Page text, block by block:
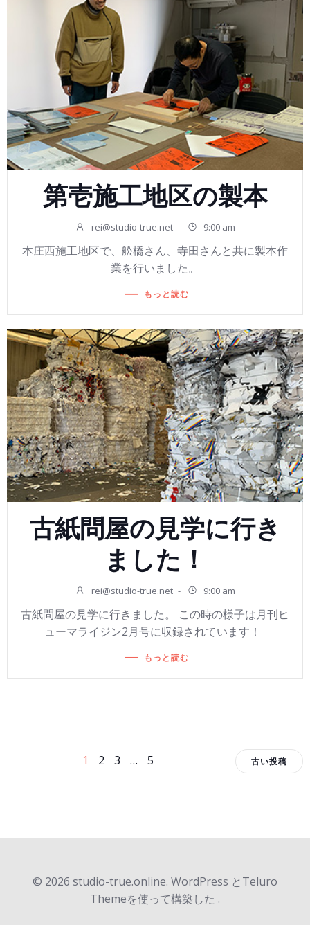
第壱施工地区の製本
rei@studio-true.net - 9:00 am
本庄西施工地区で、舩橋さん、寺田さんと共に製本作
業を行いました。
もっと読む
古紙問屋の見学に行き
ました！
rei@studio-true.net - 9:00 am
古紙問屋の見学に行きました。 この時の様子は月刊ヒ
ューマライジン2月号に収録されています！
もっと読む
ナ
ビ
ナ
ビ
ペ1
ペ
2
ペ
3 …
ペ
5
投
ナ
ビ
ゲ
古い投稿
© 2026 studio-true.online. WordPress とTeluro
Themeを使って構築した .